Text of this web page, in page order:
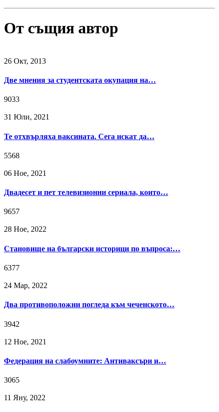
От същия автор
26 Окт, 2013
Две мнения за студентската окупация на…
9033
31 Юли, 2021
Те отхвърляха ваксината. Сега искат да…
5568
06 Ное, 2021
Двадесет и пет телевизионни сериала, които…
9657
28 Ное, 2022
Становище на български историци по въпроса:…
6377
24 Мар, 2022
Два противоположни погледа към чеченското…
3942
12 Ное, 2021
Федерация на слабоумните: Антиваксъри и…
3065
11 Яну, 2022